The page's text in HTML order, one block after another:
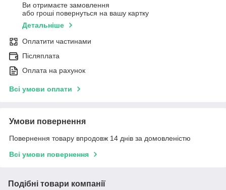
Ви отримаєте замовлення
або гроші повернуться на вашу картку
Детальніше
Оплатити частинами
Післяплата
Оплата на рахунок
Всі умови оплати
Умови повернення
Повернення товару впродовж 14 днів за домовленістю
Всі умови повернення
Подібні товари компанії